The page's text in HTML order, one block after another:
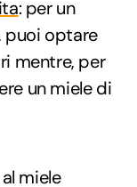
: per un
puoi optare
mentre, per
un miele di
miele